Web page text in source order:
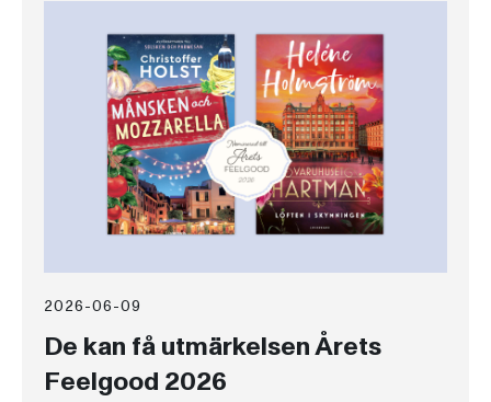
2026-06-09
De kan få utmärkelsen Årets
Feelgood 2026